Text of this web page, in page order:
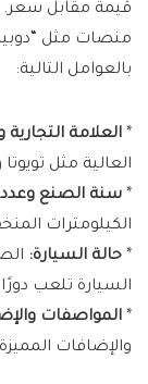
قيمة مقابل سعر.
منصات مثل
بالعوامل التالية:
* العلامة التجارية
العالية مثل
* سنة الصنع وعدد
الكيلومترات
* حالة السيارة:
السيارة تلعب
* المواصفات
والإضافات